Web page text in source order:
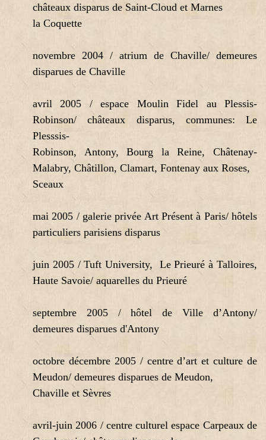
châteaux disparus de Saint-Cloud et Marnes
la Coquette
novembre 2004 / atrium de Chaville/ demeures
disparues de Chaville
avril 2005 / espace Moulin Fidel au Plessis-
Robinson/ châteaux disparus, communes: Le
Plesssis-
Robinson, Antony, Bourg la Reine, Châtenay-
Malabry, Châtillon, Clamart, Fontenay aux Roses,
Sceaux
mai 2005 / galerie privée Art Présent à Paris/ hôtels
particuliers parisiens disparus
juin 2005 / Tuft University, Le Prieuré à Talloires,
Haute Savoie/ aquarelles du Prieuré
septembre 2005 / hôtel de Ville d’Antony/
demeures disparues d'Antony
octobre décembre 2005 / centre d’art et culture de
Meudon/ demeures disparues de Meudon,
Chaville et Sèvres
avril-juin 2006 / centre culturel espace Carpeaux de